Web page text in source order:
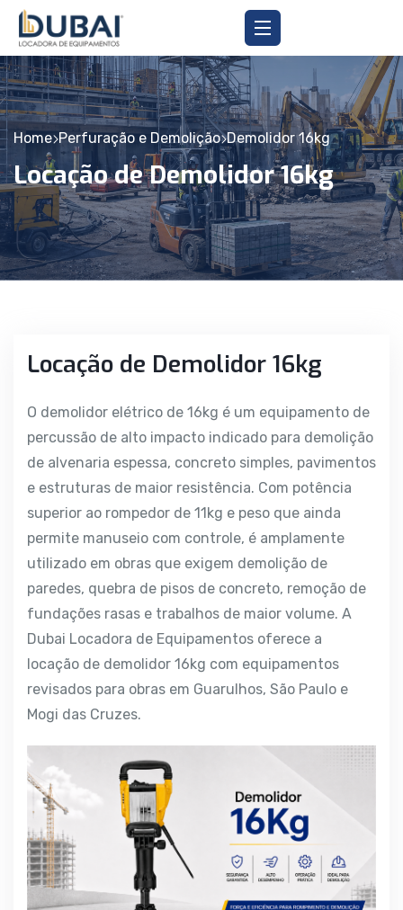
Home Perfuração e Demolição Demolidor 16kg
Locação de Demolidor 16kg
Locação de Demolidor 16kg
O demolidor elétrico de 16kg é um equipamento de
percussão de alto impacto indicado para demolição
de alvenaria espessa, concreto simples, pavimentos
e estruturas de maior resistência. Com potência
superior ao rompedor de 11kg e peso que ainda
permite manuseio com controle, é amplamente
utilizado em obras que exigem demolição de
paredes, quebra de pisos de concreto, remoção de
fundações rasas e trabalhos de maior volume. A
Dubai Locadora de Equipamentos oferece a
locação de demolidor 16kg com equipamentos
revisados para obras em Guarulhos, São Paulo e
Mogi das Cruzes.